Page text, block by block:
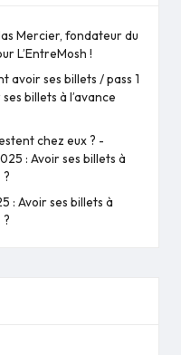
Mercier, fondateur du
L’EntreMosh !
avoir ses billets / pass 1
billets à l’avance
chez eux ? -
: Avoir ses billets à
: Avoir ses billets à